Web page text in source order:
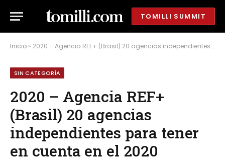
TOMILLI SUMMIT
Inicio » 2020 – Agencia REF+ (Brasil) 20 agencias independientes para tener en cuenta en el 2020
SIN CATEGORÍA
2020 – Agencia REF+
(Brasil) 20 agencias
independientes para tener
en cuenta en el 2020